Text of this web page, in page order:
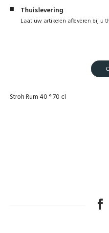
Thuislevering
Laat uw artikelen afleveren bij u
Stroh Rum 40 ° 70 cl